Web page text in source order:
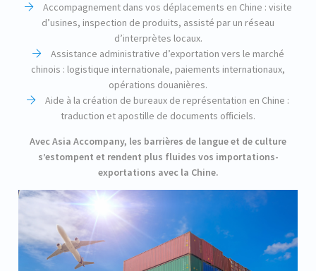
Accompagnement dans vos déplacements en Chine : visite
d’usines, inspection de produits, assisté par un réseau
d’interprètes locaux.
Assistance administrative d’exportation vers le marché
chinois : logistique internationale, paiements internationaux,
opérations douanières.
Aide à la création de bureaux de représentation en Chine :
traduction et apostille de documents officiels.
Avec Asia Accompany, les barrières de langue et de culture
s’estompent et rendent plus fluides vos importations-
exportations avec la Chine.